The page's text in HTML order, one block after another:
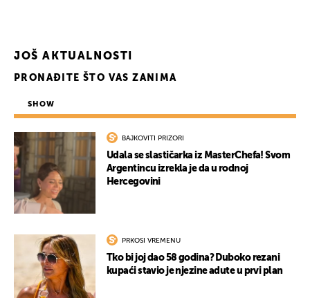
JOŠ AKTUALNOSTI
PRONAĐITE ŠTO VAS ZANIMA
SHOW
BAJKOVITI PRIZORI
Udala se slastičarka iz MasterChefa! Svom
Argentincu izrekla je da u rodnoj
Hercegovini
PRKOSI VREMENU
Tko bi joj dao 58 godina? Duboko rezani
kupaći stavio je njezine adute u prvi plan